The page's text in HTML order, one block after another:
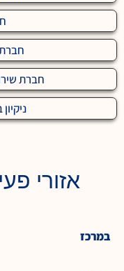
חברת
חברת
ניקיון
אזורי
במרכז